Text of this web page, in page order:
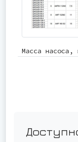
Масса насоса,